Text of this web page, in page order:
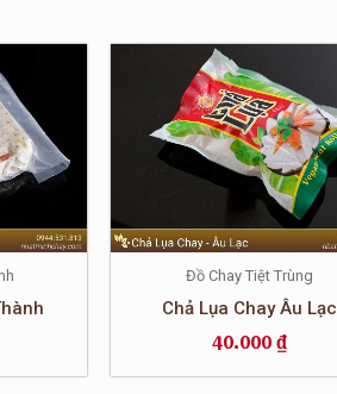
Đồ Chay Tiệt Trùng
Chả Lụa Chay Âu Lạc
40.000 ₫